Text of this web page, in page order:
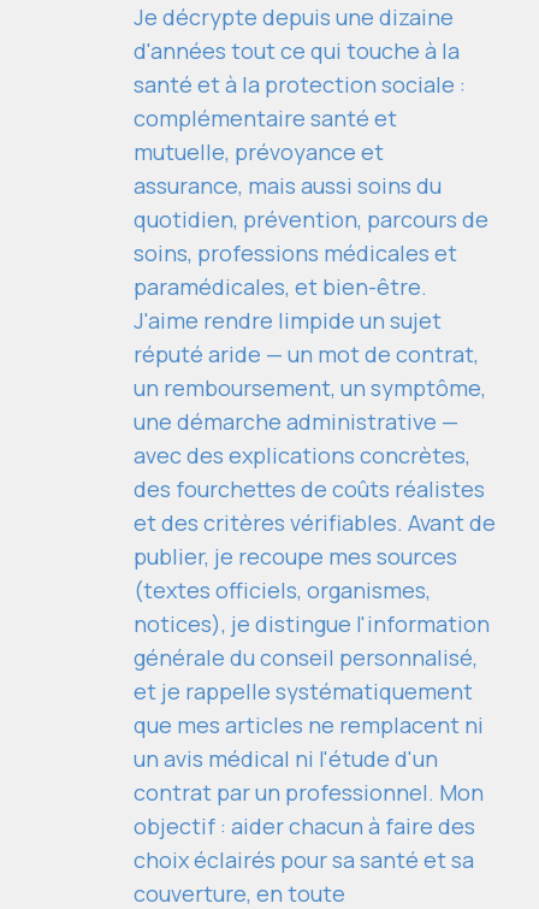
Je décrypte depuis une dizaine
d'années tout ce qui touche à la
santé et à la protection sociale :
complémentaire santé et
mutuelle, prévoyance et
assurance, mais aussi soins du
quotidien, prévention, parcours de
soins, professions médicales et
paramédicales, et bien-être.
J'aime rendre limpide un sujet
réputé aride — un mot de contrat,
un remboursement, un symptôme,
une démarche administrative —
avec des explications concrètes,
des fourchettes de coûts réalistes
et des critères vérifiables. Avant de
publier, je recoupe mes sources
(textes officiels, organismes,
notices), je distingue l'information
générale du conseil personnalisé,
et je rappelle systématiquement
que mes articles ne remplacent ni
un avis médical ni l'étude d'un
contrat par un professionnel. Mon
objectif : aider chacun à faire des
choix éclairés pour sa santé et sa
couverture, en toute